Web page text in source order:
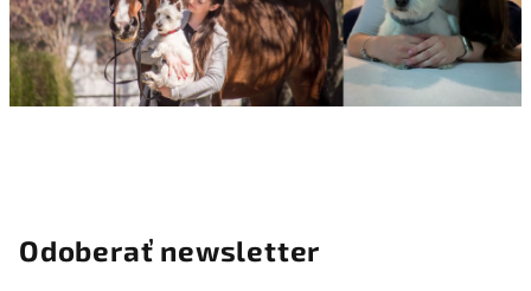
Odoberať newsletter